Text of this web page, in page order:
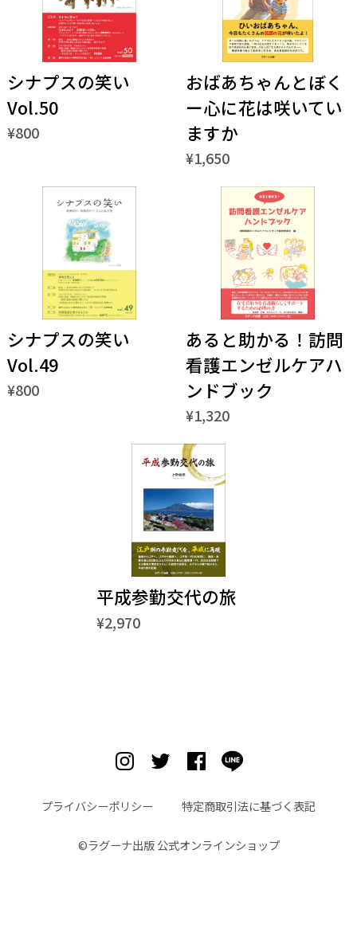
シナプスの笑い
Vol.50
¥800
おばあちゃんとぼく
ー心に花は咲いてい
ますか
¥1,650
シナプスの笑い
Vol.49
¥800
あると助かる！訪問
看護エンゼルケアハ
ンドブック
¥1,320
平成参勤交代の旅
¥2,970
プライバシーポリシー 特定商取引法に基づく表記
©︎ラグーナ出版 公式オンラインショップ